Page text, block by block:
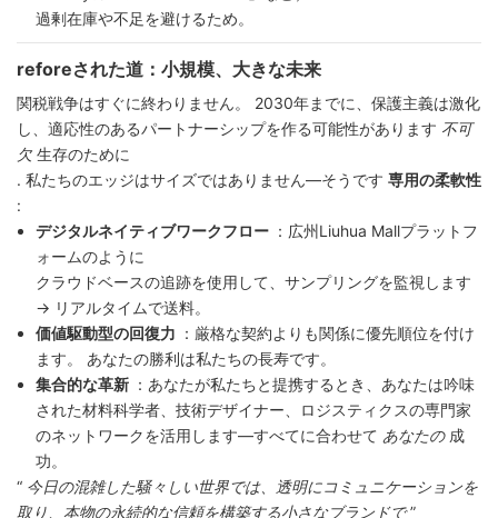
過剰在庫や不足を避けるため。
reforeされた道：小規模、大きな未来
関税戦争はすぐに終わりません。 2030年までに、保護主義は激化
し、適応性のあるパートナーシップを作る可能性があります 不可
欠 生存のために
. 私たちのエッジはサイズではありません—そうです 専用の柔軟性
:
デジタルネイティブワークフロー ：広州Liuhua Mallプラットフ
ォームのように
クラウドベースの追跡を使用して、サンプリングを監視します
→ リアルタイムで送料。
価値駆動型の回復力 ：厳格な契約よりも関係に優先順位を付け
ます。 あなたの勝利は私たちの長寿です。
集合的な革新 ：あなたが私たちと提携するとき、あなたは吟味
された材料科学者、技術デザイナー、ロジスティクスの専門家
のネットワークを活用します—すべてに合わせて あなたの 成
功。
“ 今日の混雑した騒々しい世界では、透明にコミュニケーションを
取り、本物の永続的な信頼を構築する小さなブランドで”